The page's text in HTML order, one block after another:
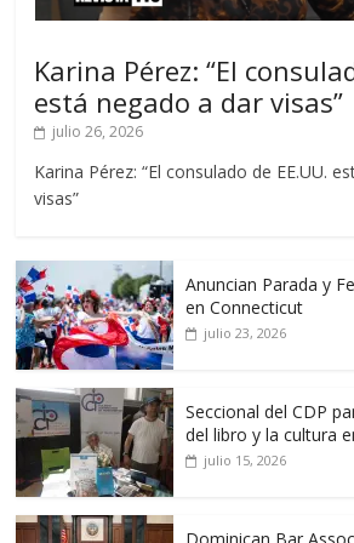
Karina Pérez: “El
está negado a dar visas”
julio 26, 2026
Karina Pérez: “El consulado de EE.UU.
visas”
Anuncian Parada y
en Connecticut
julio 23, 2026
Seccional del CDP
del libro y la cultura
julio 15, 2026